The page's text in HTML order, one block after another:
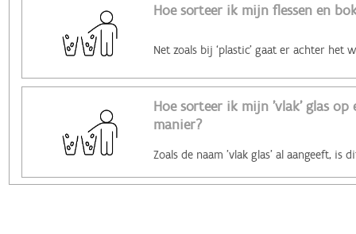
Hoe sorteer ik mijn flessen en
Hoe sorteer ik mijn 'vlak' glas op
manier?